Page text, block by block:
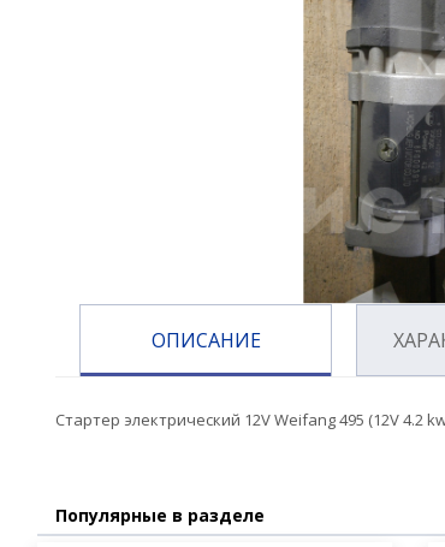
ОПИСАНИЕ
Стартер электрический 12V Weifang 495 (12V 4.2
Популярные в разделе